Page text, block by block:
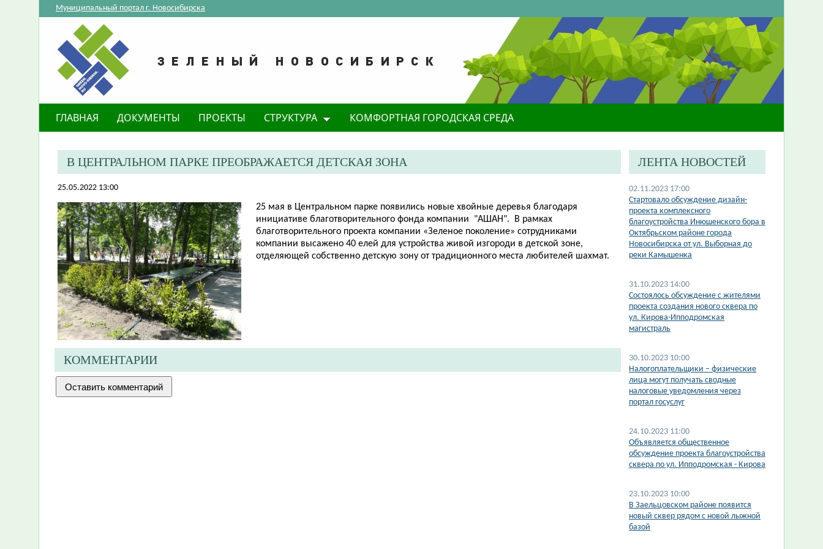
Муниципальный портал г. Новосибирска
ГЛАВНАЯ ДОКУМЕНТЫ ПРОЕКТЫ СТРУКТУРА КОМФОРТНАЯ ГОРОДСКАЯ СРЕДА
В ЦЕНТРАЛЬНОМ ПАРКЕ ПРЕОБРАЖАЕТСЯ ДЕТСКАЯ ЗОНА
25.05.2022 13:00
25 мая в Центральном парке появились новые хвойные деревья благодаря
инициативе благотворительного фонда компании "АШАН". В рамках
благотворительного проекта компании «Зеленое поколение» сотрудниками
компании высажено 40 елей для устройства живой изгороди в детской зоне,
отделяющей собственно детскую зону от традиционного места любителей шахмат.
КОММЕНТАРИИ
ЛЕНТА НОВОСТЕЙ
02.11.2023 17:00
​Стартовало обсуждение дизайн-
проекта комплексного
благоустройства Инюшенского бора в
Октябрьском районе города
Новосибирска от ул. Выборная до
реки Камышенка
31.10.2023 14:00
Состоялось обсуждение с жителями
проекта создания нового сквера по
ул. Кирова-Ипподромская
магистраль
30.10.2023 10:00
Налогоплательщики – физические
лица могут получать сводные
налоговые уведомления через
портал госуслуг
24.10.2023 11:00
Объявляется общественное
обсуждение проекта благоустройства
сквера по ул. Ипподромская - Кирова
23.10.2023 10:00
В Заельцовском районе появится
новый сквер рядом с новой лыжной
базой